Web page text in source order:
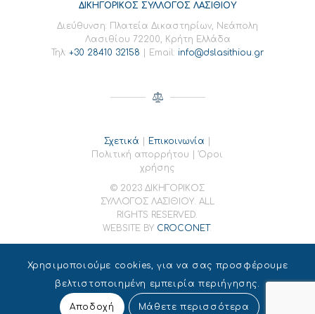
ΔΙΚΗΓΟΡΙΚΟΣ ΣΥΛΛΟΓΟΣ ΛΑΣΙΘΙΟΥ
Διεύθυνση: Πλατεία Δικαστηρίων, Νεάπολη
Λασιθίου 72200, Κρήτη Ελλάδα
Τηλ: +30 28410 32158 | Email: info@dslasithiou.gr
Σχετικά Επικοινωνία
Πολιτική απορρήτου | Όροι
χρήσης
© 2023 ΔΙΚΗΓΟΡΙΚΟΣ
ΣΥΛΛΟΓΟΣ ΛΑΣΙΘΙΟΥ. ALL
RIGHTS RESERVED.
WEBSITE BY CROCONET .
Χρησιμοποιούμε cookies, για να σας προσφέρουμε
βελτιστοποιημένη εμπειρία περιήγησης.
Αποδοχή Μάθετε περισσότερα